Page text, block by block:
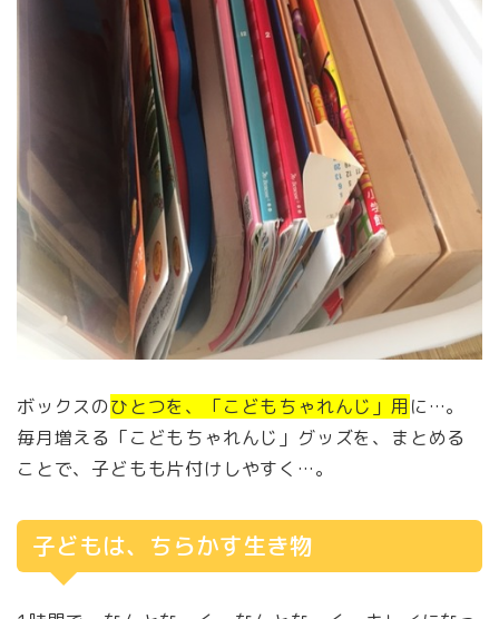
ボックスのひとつを、「こどもちゃれんじ」用 に…。
毎月増える「こどもちゃれんじ」グッズを、まとめる
ことで、子どもも片付けしやすく…。
子どもは、ちらかす生き物